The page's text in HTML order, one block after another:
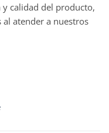
calidad del producto,
atender a nuestros